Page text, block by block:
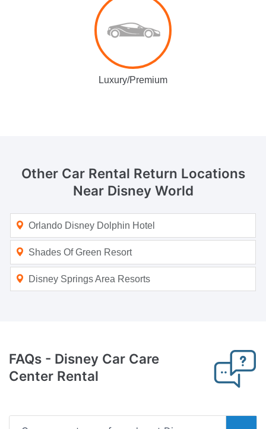
Luxury/Premium
Other Car Rental Return Locations
Near Disney World
Orlando Disney Dolphin Hotel
Shades Of Green Resort
Disney Springs Area Resorts
FAQs - Disney Car Care
Center Rental